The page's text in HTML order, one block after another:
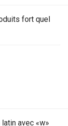
fort quel
avec «w»